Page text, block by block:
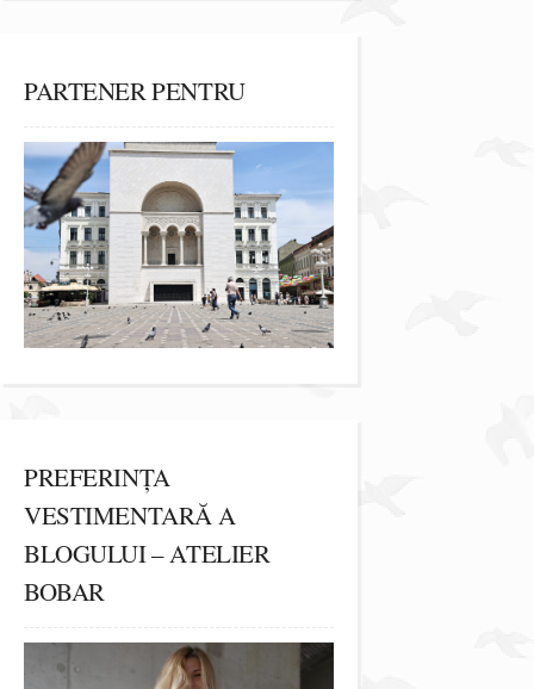
PARTENER PENTRU
PREFERINȚA
VESTIMENTARĂ A
BLOGULUI – ATELIER
BOBAR